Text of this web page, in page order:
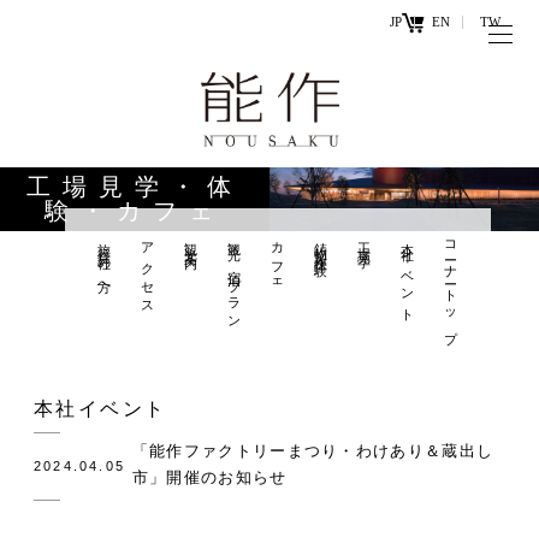
JP EN TW
ー
ワ
ー
ド
オンラ
インシ
合わせ
能作の歴史
と技
商品情報
直営店
ェ
工場見学・体
験・カフェ
コーナートップ
本社イベント
工場見学
鋳物製作体験
カフェ
観光×宿泊プラン
観光案内
アクセス
旅行会社の方へ
本社イベント
2024.04.05
「能作ファクトリーまつり・わけあり＆蔵出し
市」開催のお知らせ